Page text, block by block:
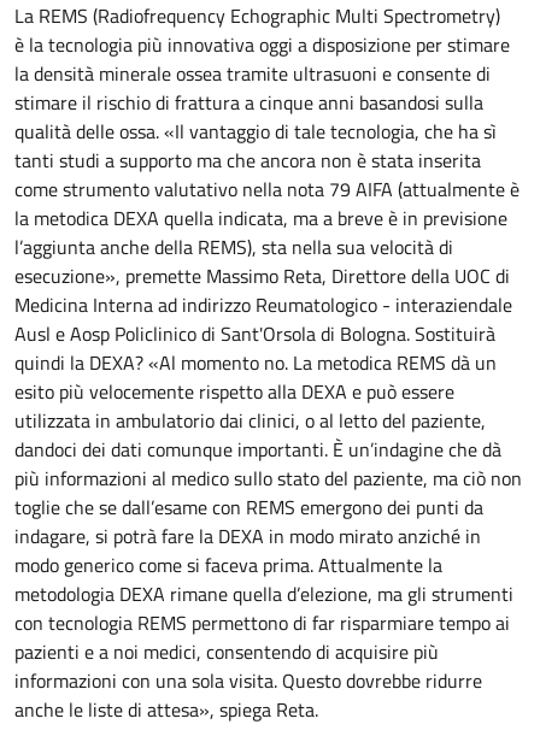
La REMS (Radiofrequency Echographic Multi Spectrometry)
è la tecnologia più innovativa oggi a disposizione per stimare
la densità minerale ossea tramite ultrasuoni e consente di
stimare il rischio di frattura a cinque anni basandosi sulla
qualità delle ossa. «Il vantaggio di tale tecnologia, che ha sì
tanti studi a supporto ma che ancora non è stata inserita
come strumento valutativo nella nota 79 AIFA (attualmente è
la metodica DEXA quella indicata, ma a breve è in previsione
l’aggiunta anche della REMS), sta nella sua velocità di
esecuzione», premette Massimo Reta, Direttore della UOC di
Medicina Interna ad indirizzo Reumatologico - interaziendale
Ausl e Aosp Policlinico di Sant'Orsola di Bologna. Sostituirà
quindi la DEXA? «Al momento no. La metodica REMS dà un
esito più velocemente rispetto alla DEXA e può essere
utilizzata in ambulatorio dai clinici, o al letto del paziente,
dandoci dei dati comunque importanti. È un’indagine che dà
più informazioni al medico sullo stato del paziente, ma ciò non
toglie che se dall’esame con REMS emergono dei punti da
indagare, si potrà fare la DEXA in modo mirato anziché in
modo generico come si faceva prima. Attualmente la
metodologia DEXA rimane quella d’elezione, ma gli strumenti
con tecnologia REMS permettono di far risparmiare tempo ai
pazienti e a noi medici, consentendo di acquisire più
informazioni con una sola visita. Questo dovrebbe ridurre
anche le liste di attesa», spiega Reta.